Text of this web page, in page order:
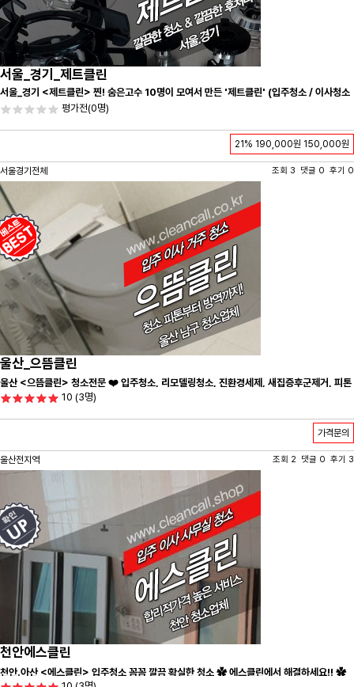
서울_경기_제트클린
서울_경기 <제트클린> 찐! 숨은고수 10명이 모여서 만든 '제트클린' (입주청소 / 이사청소
/ 줄눈시공) 항상 꼼꼼하게 친절하게 응대하겠습니다^-^
평가전(0명)
21% 190,000원 150,000원
서울경기전체 조회 3 댓글 0 후기 0
울산_으뜸클린
울산 <으뜸클린> 청소전문 ❤️ 입주청소, 리모델링청소, 진환경세제, 새집증후군제거, 피톤
치드시공 전문 청소 업체 ❤️
10 (3명)
가격문의
울산전지역 조회 2 댓글 0 후기 3
천안에스클린
천안.아산 <에스클린> 입주청소 꼼꼼 깔끔 확실한 청소 ✿ 에스클린에서 해결하세요!! ✿